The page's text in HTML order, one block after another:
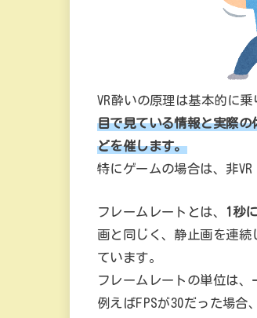
VR酔いの原理は基本的に
目で見ている情報と実際
どを催します。
特にゲームの場合は、非
フレームレートとは、 1秒
画と同じく、静止画を連
ています。
フレームレートの単位は、
例えばFPSが30だった場合